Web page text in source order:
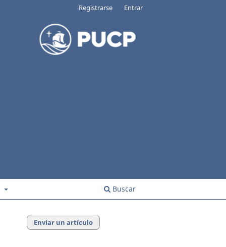
Buscar
Registrarse Entrar
Enviar un artículo